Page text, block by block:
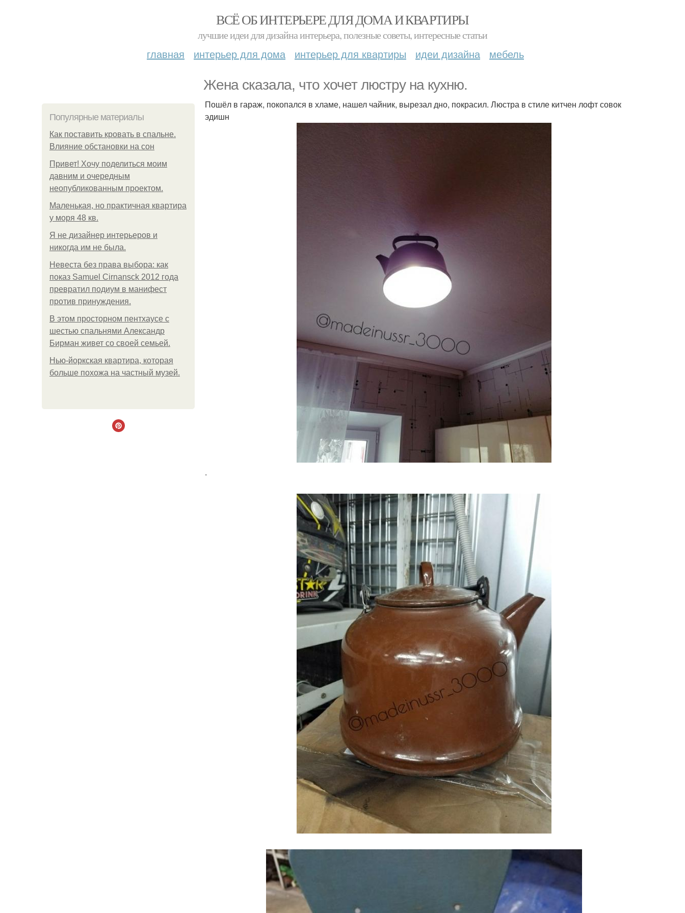
ВСЁ ОБ ИНТЕРЬЕРЕ ДЛЯ ДОМА И КВАРТИРЫ
лучшие идеи для дизайна интерьера, полезные советы, интересные статьи
главная интерьер для дома интерьер для квартиры идеи дизайна мебель
Жена сказала, что хочет люстру на кухню.
Популярные материалы
Как поставить кровать в спальне.
Влияние обстановки на сон
Привет! Хочу поделиться моим
давним и очередным
неопубликованным проектом.
Маленькая, но практичная квартира
у моря 48 кв.
Я не дизайнер интерьеров и
никогда им не была.
Невеста без права выбора: как
показ Samuel Cirnansck 2012 года
превратил подиум в манифест
против принуждения.
В этом просторном пентхаусе с
шестью спальнями Александр
Бирман живет со своей семьей.
Нью-йоркская квартира, которая
больше похожа на частный музей.
Пошёл в гараж, покопался в хламе, нашел чайник, вырезал дно, покрасил. Люстра в стиле китчен лофт совок
эдишн
.